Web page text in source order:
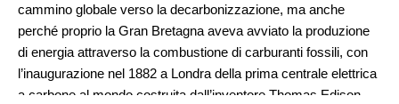
cammino globale verso la decarbonizzazione, ma anche
perché proprio la Gran Bretagna aveva avviato la produzione
di energia attraverso la combustione di carburanti fossili, con
l’inaugurazione nel 1882 a Londra della prima centrale elettrica
a carbone al mondo costruita dall’inventore Thomas Edison.